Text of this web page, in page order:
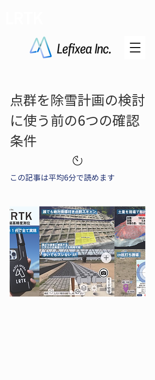
点群を除雪計画の検討
に使う前の6つの確認
条件
この記事は平均6分で読めます